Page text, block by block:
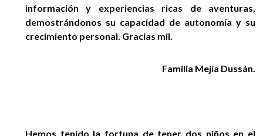
información y experiencias ricas de aventuras,
demostrándonos su capacidad de autonomía y su
crecimiento personal. Gracias mil.
Familia Mejía Dussán.
Hemos tenido la fortuna de tener dos niños en el